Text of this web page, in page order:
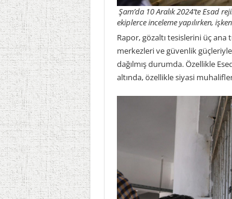
Şam’da 10 Aralık 2024’te Esad
ekiplerce inceleme yapılırken,
Rapor, gözaltı tesislerini üç ana
merkezleri ve güvenlik
dağılmış durumda. Özellikle
altında, özellikle siyasi